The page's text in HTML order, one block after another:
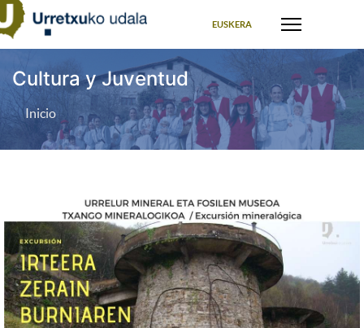
EUSKERA
Cultura y Juventud
Inicio